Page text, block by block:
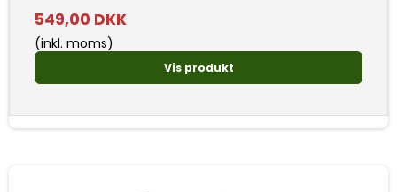
549,00 DKK
(inkl. moms)
Vis produkt